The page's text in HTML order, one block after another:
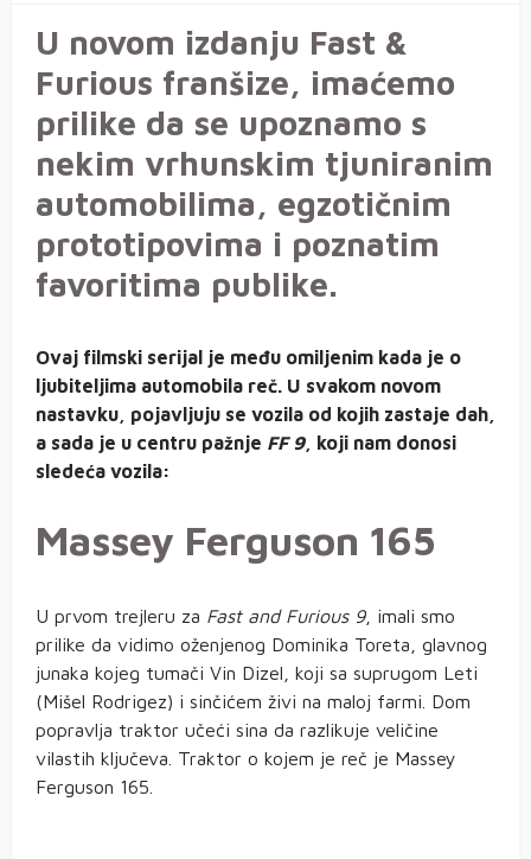
U novom izdanju Fast &
Furious franšize, imaćemo
prilike da se upoznamo s
nekim vrhunskim tjuniranim
automobilima, egzotičnim
prototipovima i poznatim
favoritima publike.
Ovaj filmski serijal je među omiljenim kada je o
ljubiteljima automobila reč. U svakom novom
nastavku, pojavljuju se vozila od kojih zastaje dah,
a sada je u centru pažnje FF 9, koji nam donosi
sledeća vozila:
Massey Ferguson 165
U prvom trejleru za Fast and Furious 9, imali smo
prilike da vidimo oženjenog Dominika Toreta, glavnog
junaka kojeg tumači Vin Dizel, koji sa suprugom Leti
(Mišel Rodrigez) i sinčićem živi na maloj farmi. Dom
popravlja traktor učeći sina da razlikuje veličine
vilastih ključeva. Traktor o kojem je reč je Massey
Ferguson 165.